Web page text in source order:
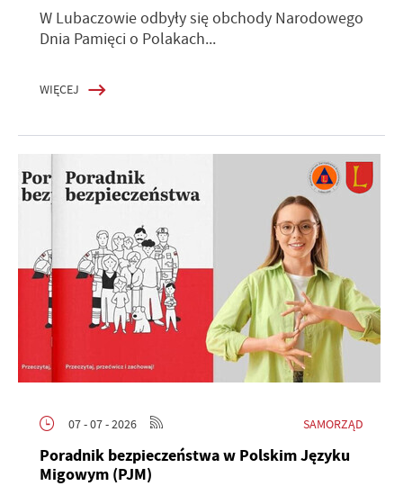
W Lubaczowie odbyły się obchody Narodowego
Dnia Pamięci o Polakach...
WIĘCEJ
07 - 07 - 2026 SAMORZĄD
Poradnik bezpieczeństwa w Polskim Języku
Migowym (PJM)